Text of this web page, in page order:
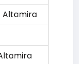
Altamira